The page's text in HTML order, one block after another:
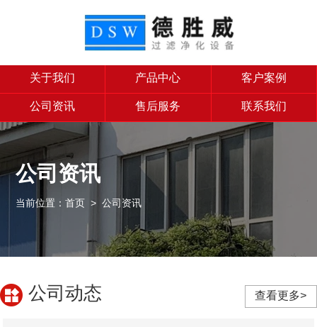
关于我们 产品中心 客户案例
公司资讯 售后服务 联系我们
公司资讯
当前位置：首页 >公司资讯
查看更多>
公司动态